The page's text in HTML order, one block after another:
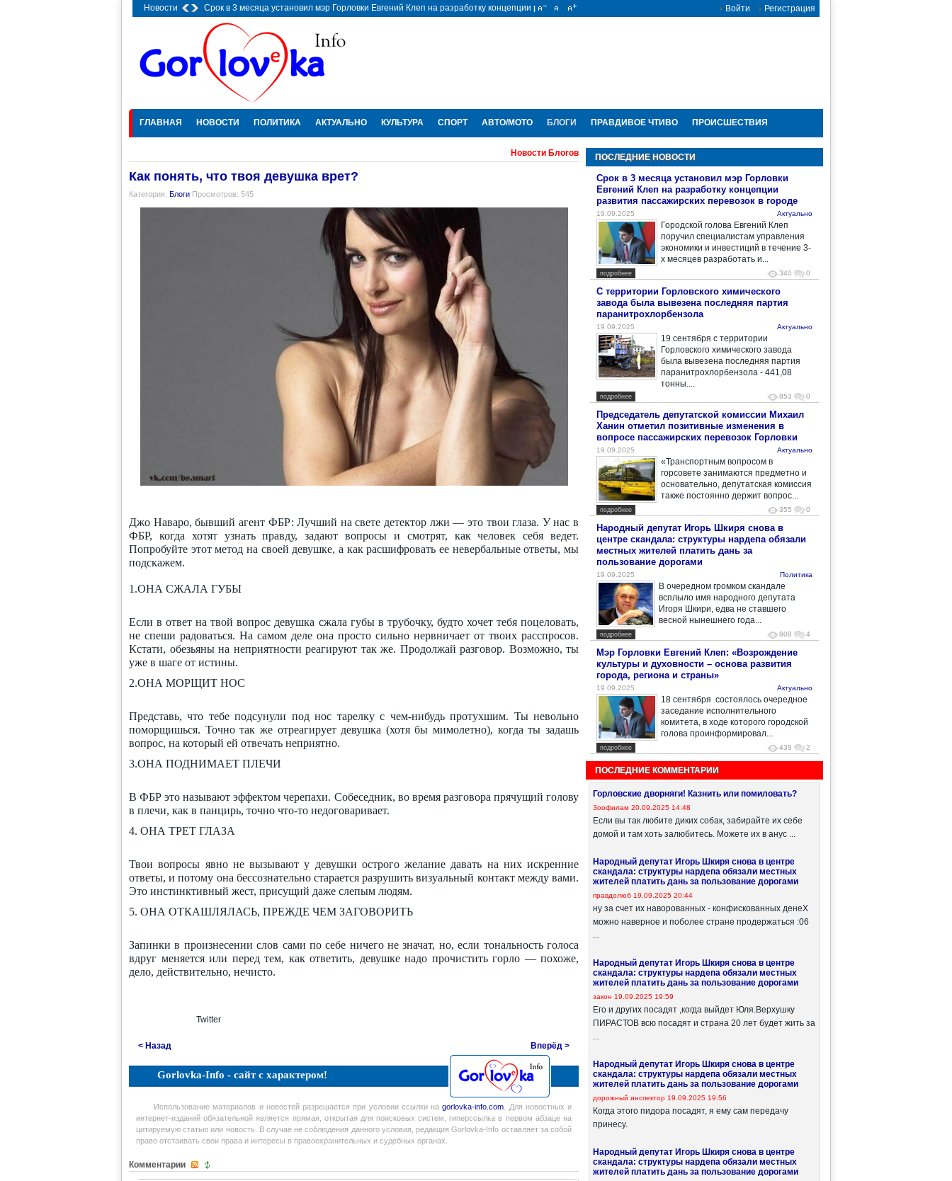
Новости
Срок в 3 месяца установил мэр Горловки Евгений Клеп на разработку концепции развития пассажирских перевозок в
городе -
С территории Горловского химического завода была вывезена последняя партия
Войти Регистрация
ГЛАВНАЯ НОВОСТИ ПОЛИТИКА АКТУАЛЬНО КУЛЬТУРА СПОРТ АВТО/МОТО БЛОГИ ПРАВДИВОЕ ЧТИВО ПРОИCШЕСТВИЯ
Новости Блогов
Как понять, что твоя девушка врет?
Категория: Блоги Просмотров: 545
Джо Наваро, бывший агент ФБР: Лучший на свете детектор лжи — это твои глаза. У нас в
ФБР, когда хотят узнать правду, задают вопросы и смотрят, как человек себя ведет.
Попробуйте этот метод на своей девушке, а как расшифровать ее невербальные ответы, мы
подскажем.
1.ОНА СЖАЛА ГУБЫ
Если в ответ на твой вопрос девушка сжала губы в трубочку, будто хочет тебя поцеловать,
не спеши радоваться. На самом деле она просто сильно нервничает от твоих расспросов.
Кстати, обезьяны на неприятности реагируют так же. Продолжай разговор. Возможно, ты
уже в шаге от истины.
2.ОНА МОРЩИТ НОС
Представь, что тебе подсунули под нос тарелку с чем-нибудь протухшим. Ты невольно
поморщишься. Точно так же отреагирует девушка (хотя бы мимолетно), когда ты задашь
вопрос, на который ей отвечать неприятно.
3.ОНА ПОДНИМАЕТ ПЛЕЧИ
В ФБР это называют эффектом черепахи. Собеседник, во время разговора прячущий голову
в плечи, как в панцирь, точно что-то недоговаривает.
4. ОНА ТРЕТ ГЛАЗА
Твои вопросы явно не вызывают у девушки острого желание давать на них искренние
ответы, и потому она бессознательно старается разрушить визуальный контакт между вами.
Это инстинктивный жест, присущий даже слепым людям.
5. ОНА ОТКАШЛЯЛАСЬ, ПРЕЖДЕ ЧЕМ ЗАГОВОРИТЬ
Запинки в произнесении слов сами по себе ничего не значат, но, если тональность голоса
вдруг меняется или перед тем, как ответить, девушке надо прочистить горло — похоже,
дело, действительно, нечисто.
Twitter
< Назад Вперёд >
Gorlovka-Info - сайт с характером!
Использование материалов и новостей разрешается при условии ссылки наgorlovka-info.com . Для новостных и
интернет-изданий обязательной является прямая, открытая для поисковых систем, гиперссылка в первом абзаце на
цитируемую статью или новость. В случае не соблюдения данного условия, редакция Gorlovka-Info оставляет за собой
право отстаивать свои права и интересы в правоохранительных и судебных органах.
Комментарии
ПОСЛЕДНИЕ НОВОСТИ
Срок в 3 месяца установил мэр Горловки
Евгений Клеп на разработку концепции
развития пассажирских перевозок в городе
19.09.2025 Актуально
Городской голова Евгений Клеп
поручил специалистам управления
экономики и инвестиций в течение 3-
х месяцев разработать и...
подробнее 340 0
С территории Горловского химического
завода была вывезена последняя партия
паранитрохлорбензола
19.09.2025 Актуально
19 сентября с территории
Горловского химического завода
была вывезена последняя партия
паранитрохлорбензола - 441,08
тонны....
подробнее 853 0
Председатель депутатской комиссии Михаил
Ханин отметил позитивные изменения в
вопросе пассажирских перевозок Горловки
19.09.2025 Актуально
«Транспортным вопросом в
горсовете занимаются предметно и
основательно, депутатская комиссия
также постоянно держит вопрос...
подробнее 355 0
Народный депутат Игорь Шкиря снова в
центре скандала: структуры нардепа обязали
местных жителей платить дань за
пользование дорогами
19.09.2025 Политика
В очередном громком скандале
всплыло имя народного депутата
Игоря Шкири, едва не ставшего
весной нынешнего года...
подробнее 808 4
Мэр Горловки Евгений Клеп: «Возрождение
культуры и духовности – основа развития
города, региона и страны»
19.09.2025 Актуально
18 сентября состоялось очередное
заседание исполнительного
комитета, в ходе которого городской
голова проинформировал...
подробнее 439 2
ПОСЛЕДНИЕ КОММЕНТАРИИ
Горловские дворняги! Казнить или помиловать?
Зоофилам 20.09.2025 14:48
Если вы так любите диких собак, забирайте их себе
домой и там хоть залюбитесь. Можете их в анус ...
Народный депутат Игорь Шкиря снова в центре
скандала: структуры нардепа обязали местных
жителей платить дань за пользование дорогами
правдолюб 19.09.2025 20:44
ну за счет их наворованных - конфискованных денеХ
можно наверное и поболее стране продержаться :06
...
Народный депутат Игорь Шкиря снова в центре
скандала: структуры нардепа обязали местных
жителей платить дань за пользование дорогами
закон 19.09.2025 19:59
Его и других посадят ,когда выйдет Юля.Верхушку
ПИРАСТОВ всю посадят и страна 20 лет будет жить за
...
Народный депутат Игорь Шкиря снова в центре
скандала: структуры нардепа обязали местных
жителей платить дань за пользование дорогами
дорожный инспектор 19.09.2025 19:56
Когда этого пидора посадят, я ему сам передачу
принесу.
Народный депутат Игорь Шкиря снова в центре
скандала: структуры нардепа обязали местных
жителей платить дань за пользование дорогами